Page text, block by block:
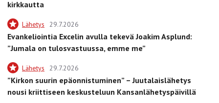
kirkkautta
Lähetys 29.7.2026
Evankeliointia Excelin avulla tekevä Joakim Asplund:
”Jumala on tulosvastuussa, emme me”
Lähetys 29.7.2026
”Kirkon suurin epäonnistuminen” – Juutalaislähetys
nousi kriittiseen keskusteluun Kansanlähetyspäivillä